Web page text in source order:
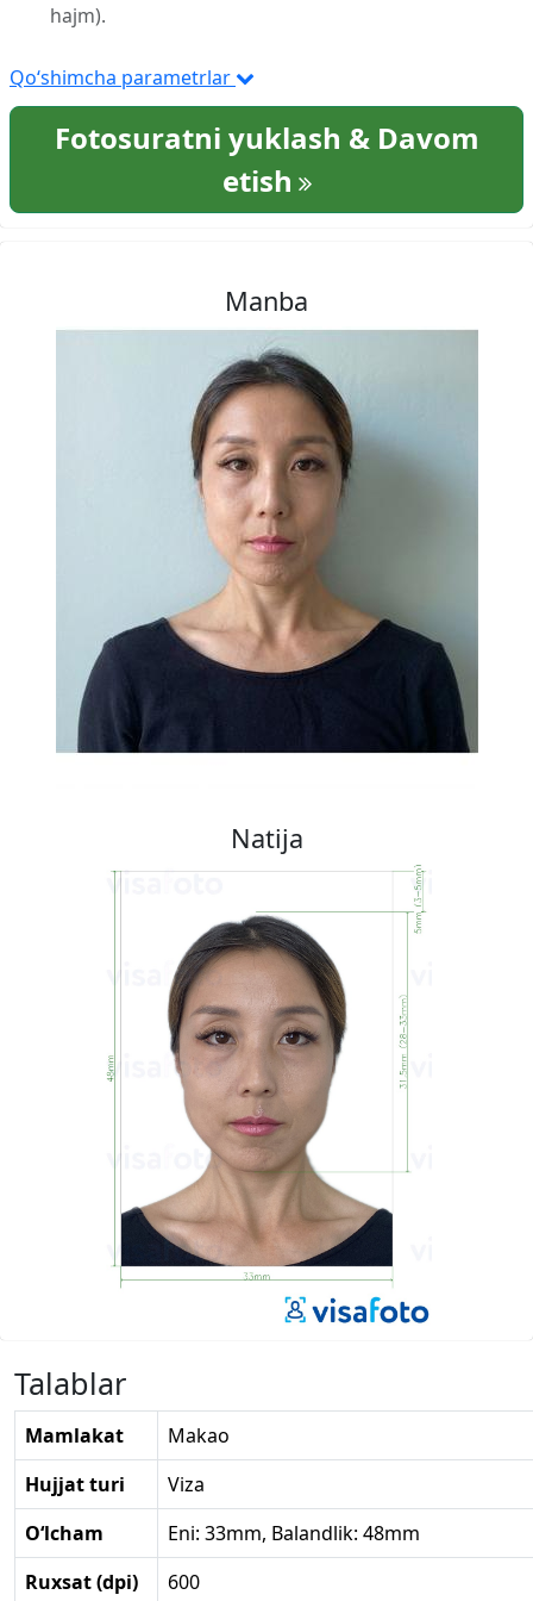
hajm).
Qo‘shimcha parametrlar
Fotosuratni yuklash & Davom
etish
Manba
Natija
Talablar
Mamlakat
Makao
Hujjat turi
Viza
O‘lcham
Eni: 33mm, Balandlik: 48mm
Ruxsat (dpi)
600